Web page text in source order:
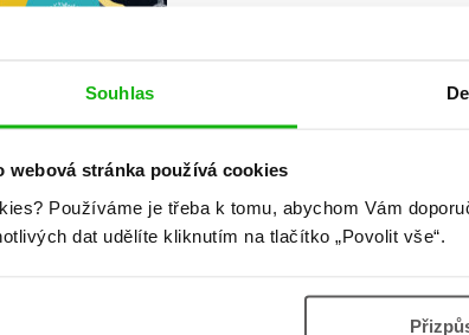
Souhlas
webová stránka používá cookies
Používáme je třeba k tomu, abychom Vám
dat udělíte kliknutím na tlačítko „Povolit vše“.
2023
je navíc unešená z
baví ji antimúzy,
Prostě knížek v
máme
stalo fakt hodně,
natáčeli v […]